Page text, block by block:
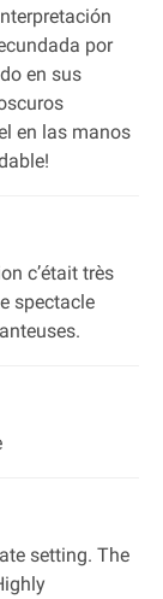
por
en sus
en las manos
c’était très
spectacle
setting. The